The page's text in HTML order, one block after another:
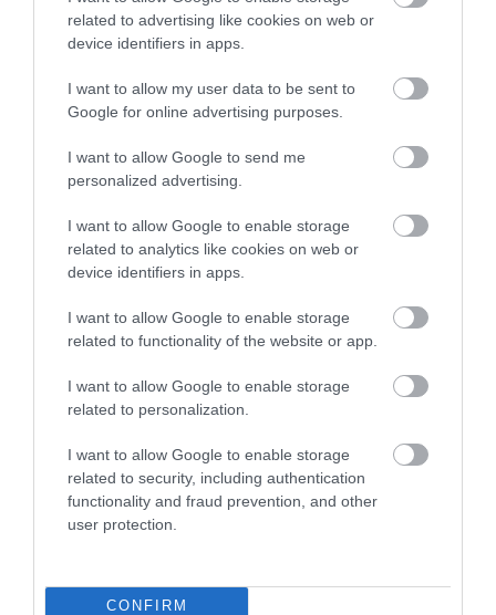
related to advertising like cookies on web or
device identifiers in apps.
I want to allow my user data to be sent to
Google for online advertising purposes.
I want to allow Google to send me
personalized advertising.
I want to allow Google to enable storage
related to analytics like cookies on web or
device identifiers in apps.
I want to allow Google to enable storage
related to functionality of the website or app.
I want to allow Google to enable storage
related to personalization.
I want to allow Google to enable storage
related to security, including authentication
functionality and fraud prevention, and other
user protection.
CONFIRM
Το τρόφιμο που θωρακίζει «αθόρυβα»
τα οστά σε κάθε ηλικία… δεν είναι το
γάλα!
ΦΑΡΜΑΚΑ
Ανατροπή δεδομένων στα εμβόλια
mRNA: Οι εμβολιασμένοι πεθαίνουν
πλέον στις ΗΠΑ από COVID-19